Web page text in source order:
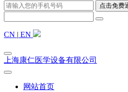
CN | EN
上海康仁医学设备有限公司
网站首页